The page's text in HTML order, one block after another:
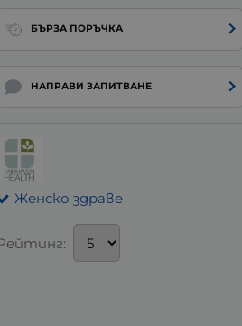
БЪРЗА ПОРЪЧКА
НАПРАВИ ЗАПИТВАНЕ
Женско здраве